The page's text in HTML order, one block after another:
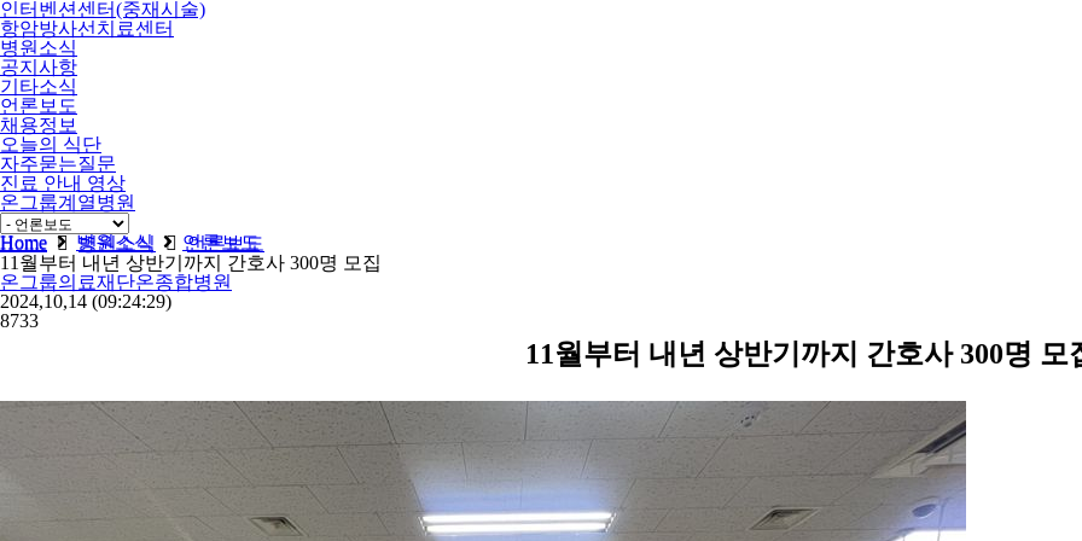
인터벤션센터(중재시술)
항암방사선치료센터
병원소식
공지사항
기타소식
언론보도
채용정보
오늘의 식단
자주묻는질문
진료 안내 영상
온그룹계열병원
비급여
Home
병원소식 언론보도
Home 병원소식
언론보도
11월부터 내년 상반기까지 간호사 300명 모집
온그룹의료재단온종합병원
2024,10,14 (09:24:29)
8733
11월부터 내년 상반기까지 간호사 300명 모